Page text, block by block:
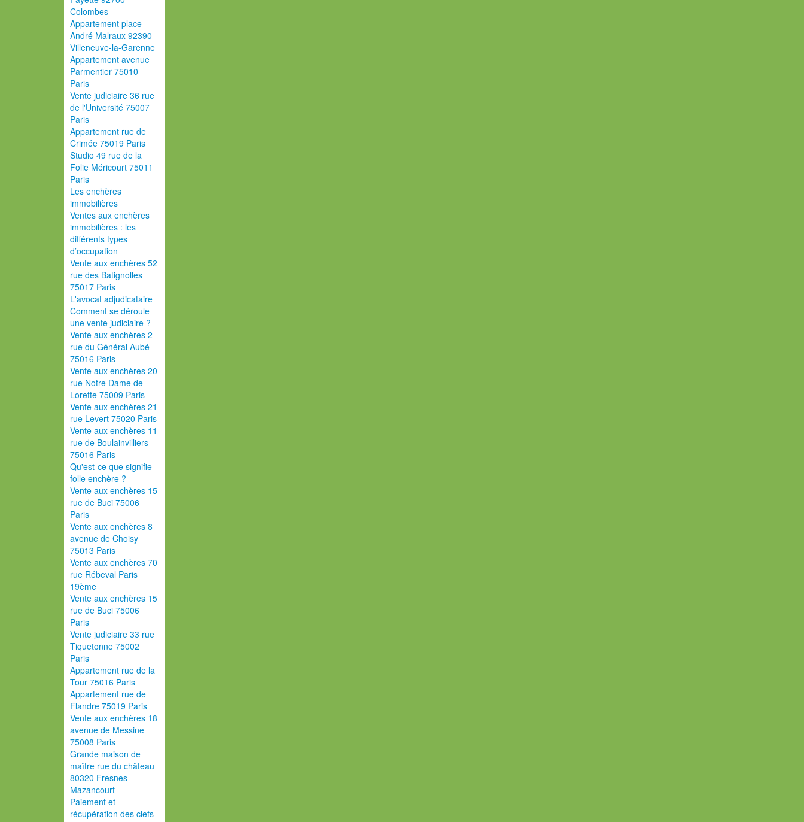
Colombes
Appartement place
André Malraux 92390
Villeneuve-la-Garenne
Appartement avenue
Parmentier 75010
Paris
Vente judiciaire 36 rue
de l'Université 75007
Paris
Appartement rue de
Crimée 75019 Paris
Studio 49 rue de la
Folie Méricourt 75011
Paris
Les enchères
immobilières
Ventes aux enchères
immobilières : les
différents types
d’occupation
Vente aux enchères 52
rue des Batignolles
75017 Paris
L'avocat adjudicataire
Comment se déroule
une vente judiciaire ?
Vente aux enchères 2
rue du Général Aubé
75016 Paris
Vente aux enchères 20
rue Notre Dame de
Lorette 75009 Paris
Vente aux enchères 21
rue Levert 75020 Paris
Vente aux enchères 11
rue de Boulainvilliers
75016 Paris
Qu'est-ce que signifie
folle enchère ?
Vente aux enchères 15
rue de Buci 75006
Paris
Vente aux enchères 8
avenue de Choisy
75013 Paris
Vente aux enchères 70
rue Rébeval Paris
19ème
Vente aux enchères 15
rue de Buci 75006
Paris
Vente judiciaire 33 rue
Tiquetonne 75002
Paris
Appartement rue de la
Tour 75016 Paris
Appartement rue de
Flandre 75019 Paris
Vente aux enchères 18
avenue de Messine
75008 Paris
Grande maison de
maître rue du château
80320 Fresnes-
Mazancourt
Paiement et
récupération des clefs